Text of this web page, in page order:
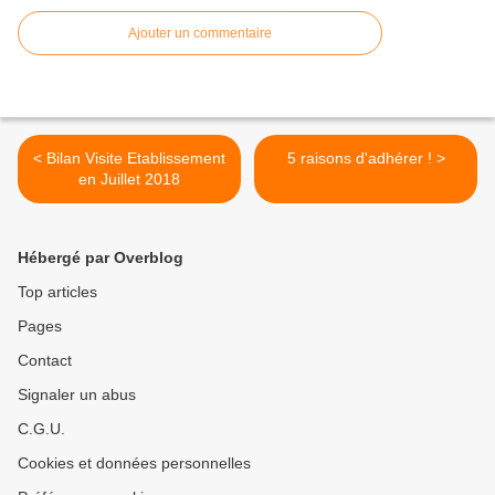
Ajouter un commentaire
< Bilan Visite Etablissement
en Juillet 2018
5 raisons d'adhérer ! >
Hébergé par Overblog
Top articles
Pages
Contact
Signaler un abus
C.G.U.
Cookies et données personnelles